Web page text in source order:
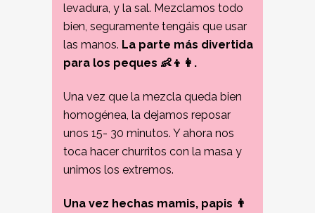
levadura, y la sal. Mezclamos todo
bien, seguramente tengáis que usar
las manos. La parte más divertida
para los peques 👶👦👩.
Una vez que la mezcla queda bien
homogénea, la dejamos reposar
unos 15- 30 minutos. Y ahora nos
toca hacer churritos con la masa y
unimos los extremos.
Una vez hechas mamis, papis 👨